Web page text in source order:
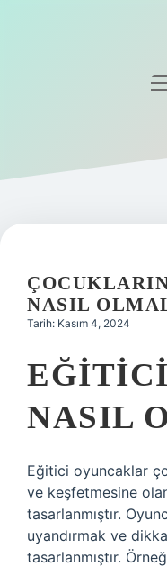
Gizlilik Politikası
Yasal Uyarı
NASIL
Tarih: Kasım 4, 2024
NASIL
Eğitici oyuncaklar
ve keşfetmesine
tasarlanmıştır.
uyandırmak ve
tasarlanmıştır.